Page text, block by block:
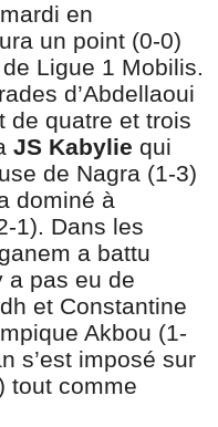
en
un point (0-0)
Ligue 1 Mobilis.
d’Abdellaoui
de quatre et trois
JS Kabylie qui
de Nagra (1-3)
dominé à
1). Dans les
a battu
a pas eu de
et Constantine
Akbou (1-
s’est imposé sur
tout comme